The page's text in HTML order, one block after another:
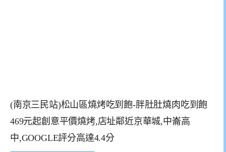
(南京三民站)松山區燒烤吃到飽-胖肚肚燒肉吃到飽
469元起創意平價燒烤,店址鄰近京華城,中崙高
中,GOOGLE評分高達4.4分